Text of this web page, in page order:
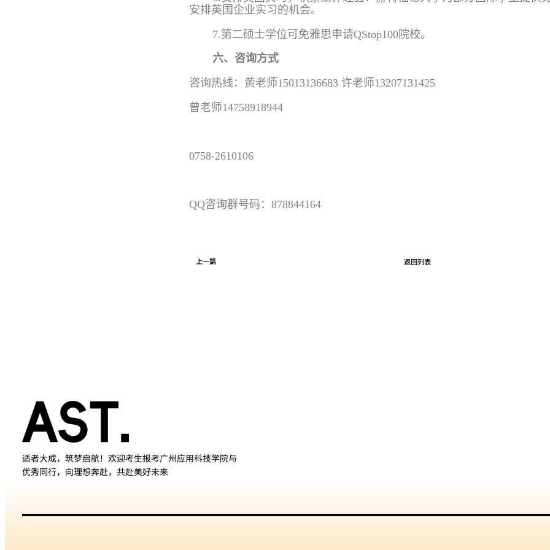
安排英国企业实习的机会。
7.第二硕士学位可免雅思申请QStop100院校。
六、咨询方式
咨询热线：黄老师15013136683 许老师13207131425
曾老师14758918944
0758-2610106
QQ咨询群号码：878844164
上一篇 返回列表
适者大成，筑梦启航！欢迎考生报考广州应用科技学院与
优秀同行，向理想奔赴，共赴美好未来